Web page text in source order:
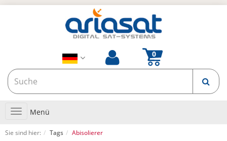
Toggle
navigation
Menü
Sie sind hier: Tags Abisolierer